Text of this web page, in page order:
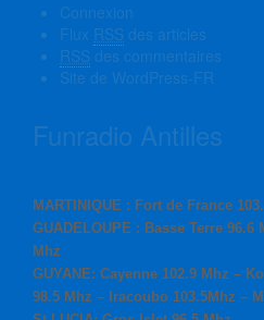
Connexion
Flux RSS des articles
RSS des commentaires
Site de WordPress-FR
Funradio Antilles
MARTINIQUE : Fort de France
GUADELOUPE : Basse Terre
Mhz
GUYANE: Cayenne 102.9 Mhz –
98.5 Mhz – Iracoubo 103.5Mhz –